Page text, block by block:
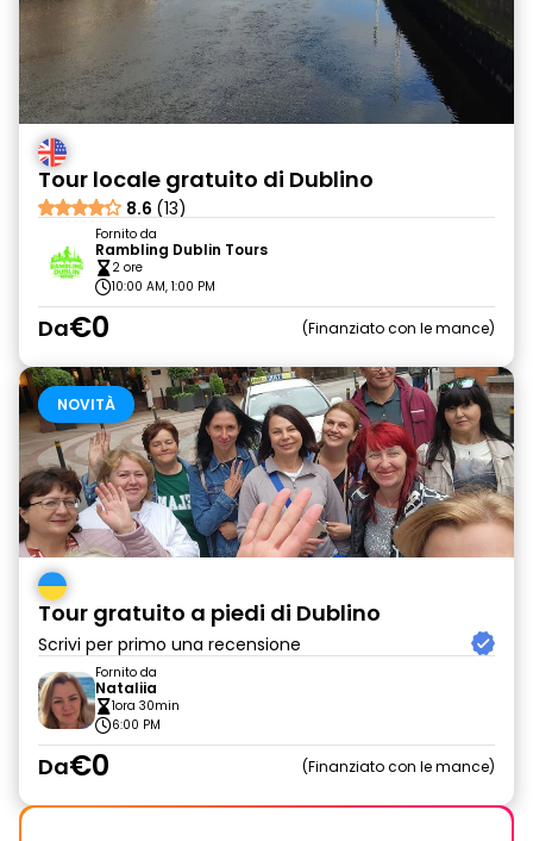
Tour locale gratuito di Dublino
8.6 (13)
Fornito da
Rambling Dublin Tours
2 ore
10:00 AM, 1:00 PM
Da€0 Finanziato con le mance
NOVITÀ
Tour gratuito a piedi di Dublino
Scrivi per primo una recensione
Fornito da
Nataliia
1ora 30min
6:00 PM
Da€0 Finanziato con le mance